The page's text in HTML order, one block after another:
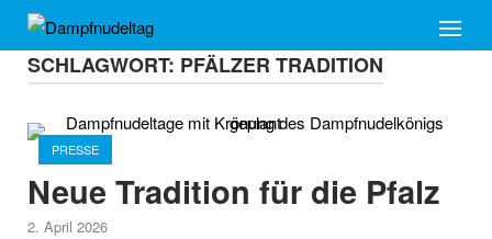
Skip
content
Home Menu
SCHLAGWORT: PFÄLZER TRADITION
PRESSE
Open post
Neue Tradition für die Pfalz
2. April 2026